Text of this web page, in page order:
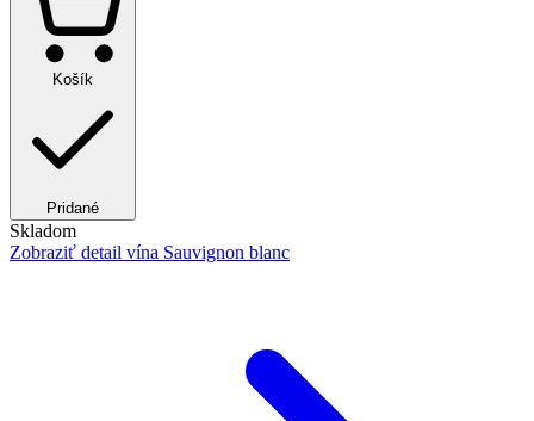
Košík
Pridané
Skladom
Zobraziť detail vína Sauvignon blanc